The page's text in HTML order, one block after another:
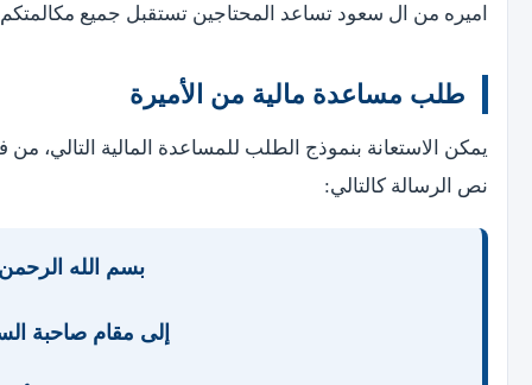
اميره من ال سعود تساعد المحتاجين تستقبل جميع مكالمتكم
طلب مساعدة مالية من الأميرة
يمكن الاستعانة بنموذج الطلب للمساعدة المالية التالي،
نص الرسالة كالتالي:
بسم الله
إلى مقام صاحبة